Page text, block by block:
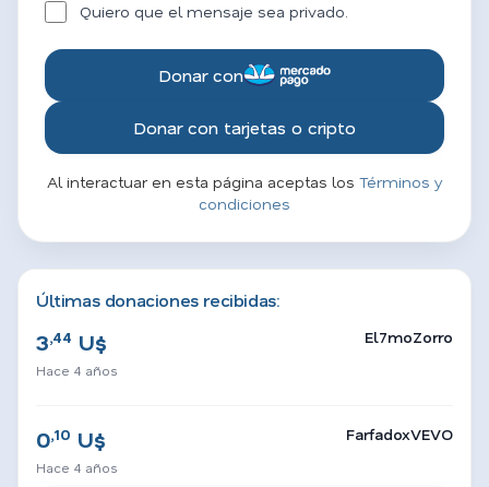
Quiero que el mensaje sea privado.
Donar con
Donar con tarjetas o cripto
Al interactuar en esta página aceptas los Términos y
condiciones
Últimas donaciones recibidas:
3,44 U$
Hace 4 años
El7moZorro
0,10 U$
Hace 4 años
FarfadoxVEVO